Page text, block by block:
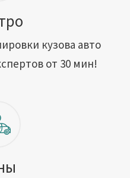
кузова авто
от 30 мин!